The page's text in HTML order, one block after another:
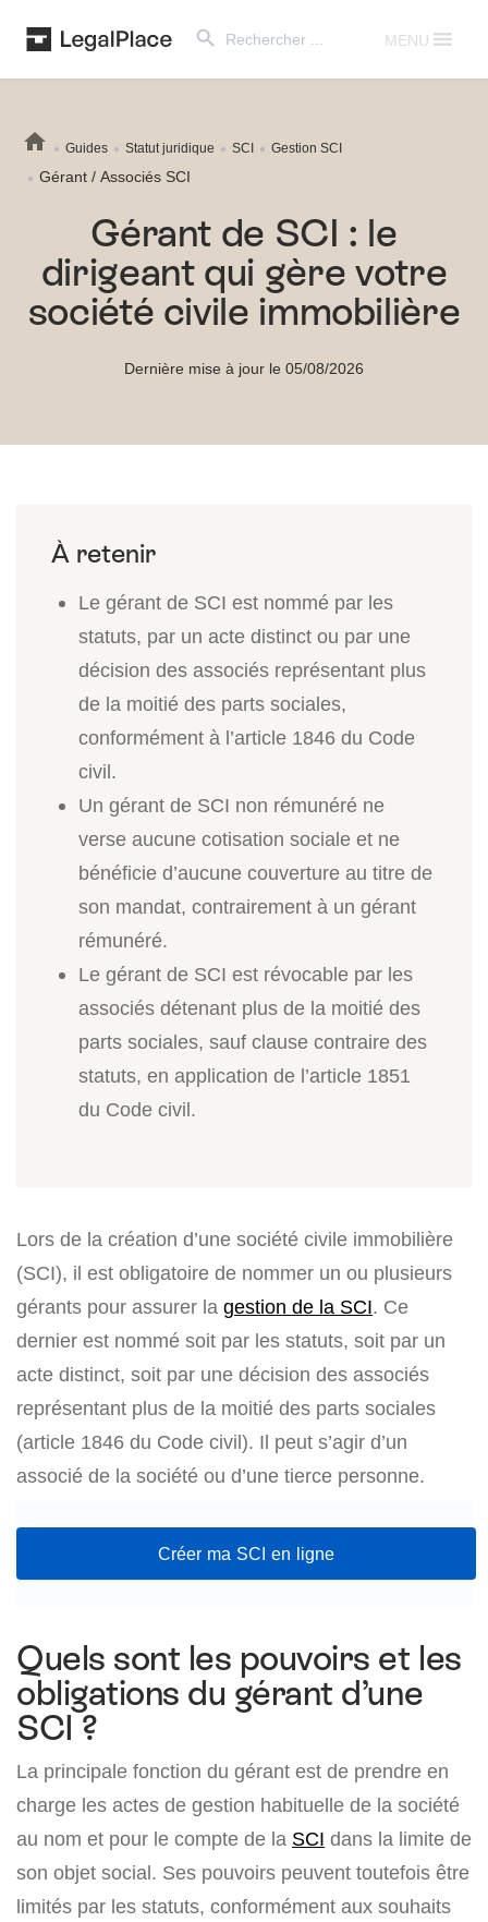
for:
MENU
Guides Statut juridique SCI Gestion SCI
Gérant / Associés SCI
Gérant de SCI : le
dirigeant qui gère votre
société civile immobilière
Dernière mise à jour le 05/08/2026
Le gérant de SCI est nommé par les
statuts, par un acte distinct ou par une
décision des associés représentant plus
de la moitié des parts sociales,
conformément à l’article 1846 du Code
civil.
Un gérant de SCI non rémunéré ne
verse aucune cotisation sociale et ne
bénéficie d’aucune couverture au titre de
son mandat, contrairement à un gérant
rémunéré.
Le gérant de SCI est révocable par les
associés détenant plus de la moitié des
parts sociales, sauf clause contraire des
statuts, en application de l’article 1851
du Code civil.
Lors de la création d’une société civile immobilière
(SCI), il est obligatoire de nommer un ou plusieurs
gérants pour assurer la gestion de la SCI. Ce
dernier est nommé soit par les statuts, soit par un
acte distinct, soit par une décision des associés
représentant plus de la moitié des parts sociales
(article 1846 du Code civil). Il peut s’agir d’un
associé de la société ou d’une tierce personne.
Créer ma SCI en ligne
Quels sont les pouvoirs et les
obligations du gérant d’une
SCI ?
La principale fonction du gérant est de prendre en
charge les actes de gestion habituelle de la société
au nom et pour le compte de la SCI dans la limite de
son objet social. Ses pouvoirs peuvent toutefois être
limités par les statuts, conformément aux souhaits